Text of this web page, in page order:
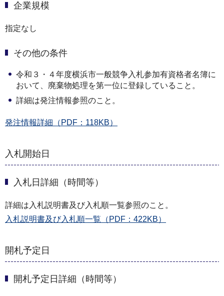
企業規模
指定なし
その他の条件
令和３・４年度横浜市一般競争入札参加有資格者名簿に
おいて、廃棄物処理を第一位に登録していること。
詳細は発注情報参照のこと。
発注情報詳細（PDF：118KB）
入札開始日
入札日詳細（時間等）
詳細は入札説明書及び入札順一覧参照のこと。
入札説明書及び入札順一覧（PDF：422KB）
開札予定日
開札予定日詳細（時間等）